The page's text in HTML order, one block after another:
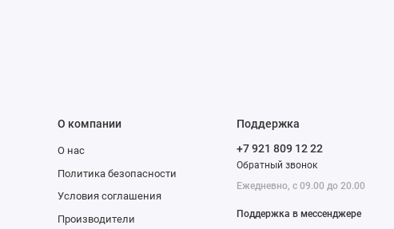
О компании
О нас
Политика безопасности
Условия соглашения
Производители
Поддержка
+7 921 809 12 22
Обратный звонок
Ежедневно, с 09.00 до 20.00
Поддержка в мессенджере